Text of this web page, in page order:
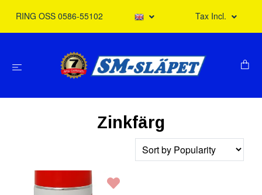
RING OSS 0586-55102 Tax Incl.
Zinkfärg